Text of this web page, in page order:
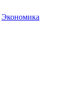
Экономика